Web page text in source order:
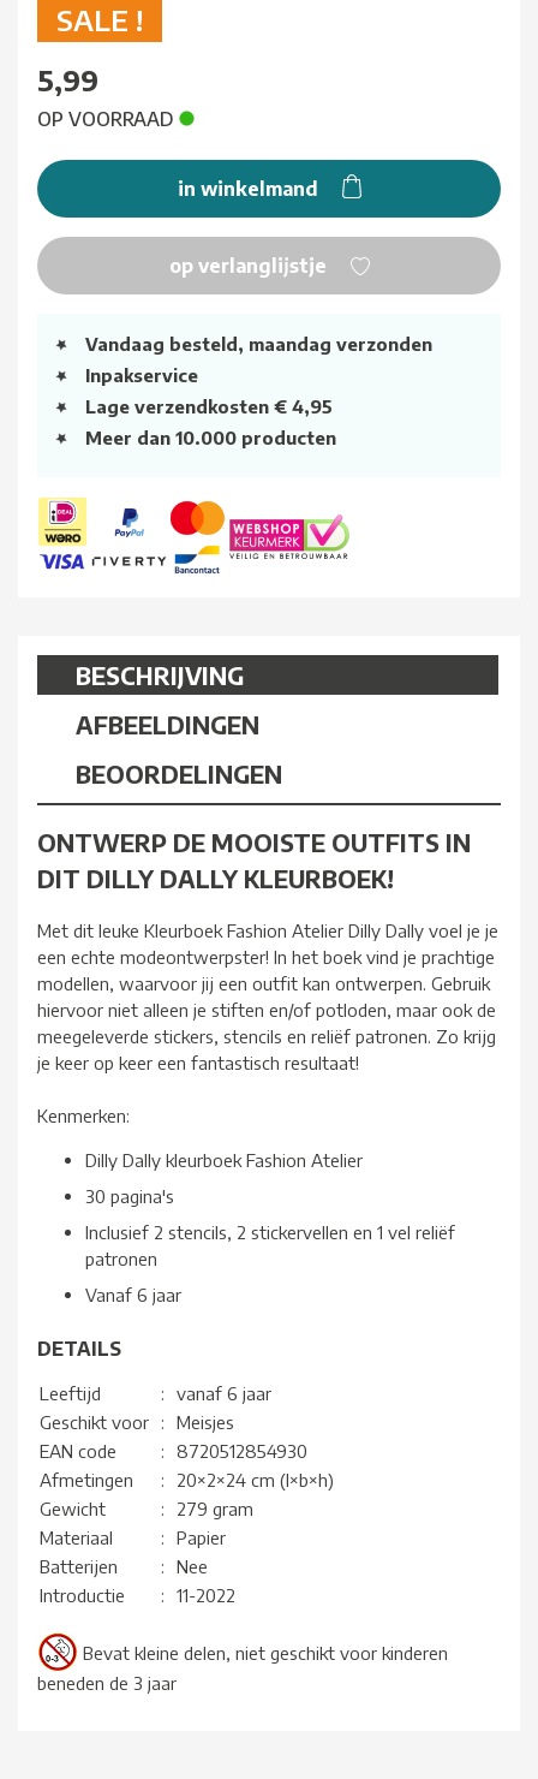
SALE !
5,99
OP VOORRAAD
in winkelmand
op verlanglijstje
Vandaag besteld, maandag verzonden
Inpakservice
Lage verzendkosten € 4,95
Meer dan 10.000 producten
BESCHRIJVING
AFBEELDINGEN
BEOORDELINGEN
ONTWERP DE MOOISTE OUTFITS IN
DIT DILLY DALLY KLEURBOEK!
Met dit leuke Kleurboek Fashion Atelier Dilly Dally voel je je
een echte modeontwerpster! In het boek vind je prachtige
modellen, waarvoor jij een outfit kan ontwerpen. Gebruik
hiervoor niet alleen je stiften en/of potloden, maar ook de
meegeleverde stickers, stencils en reliëf patronen. Zo krijg
je keer op keer een fantastisch resultaat!
Kenmerken:
Dilly Dally kleurboek Fashion Atelier
30 pagina's
Inclusief 2 stencils, 2 stickervellen en 1 vel reliëf
patronen
Vanaf 6 jaar
DETAILS
Leeftijd :
vanaf 6 jaar
Geschikt voor
:
Meisjes
EAN code
:
8720512854930
Afmetingen
:
20×2×24 cm (l×b×h)
Gewicht
:
279 gram
Materiaal
:
Papier
Batterijen
:
Nee
Introductie
: 11-2022
Bevat kleine delen, niet geschikt voor kinderen
beneden de 3 jaar